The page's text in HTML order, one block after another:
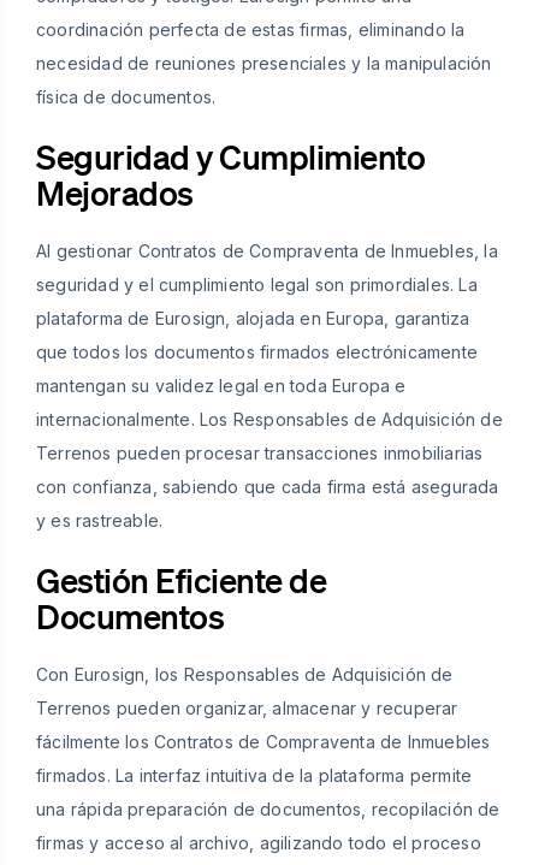
coordinación perfecta de estas firmas, eliminando la
necesidad de reuniones presenciales y la manipulación
física de documentos.
Seguridad y Cumplimiento
Mejorados
Al gestionar Contratos de Compraventa de Inmuebles, la
seguridad y el cumplimiento legal son primordiales. La
plataforma de Eurosign, alojada en Europa, garantiza
que todos los documentos firmados electrónicamente
mantengan su validez legal en toda Europa e
internacionalmente. Los Responsables de Adquisición de
Terrenos pueden procesar transacciones inmobiliarias
con confianza, sabiendo que cada firma está asegurada
y es rastreable.
Gestión Eficiente de
Documentos
Con Eurosign, los Responsables de Adquisición de
Terrenos pueden organizar, almacenar y recuperar
fácilmente los Contratos de Compraventa de Inmuebles
firmados. La interfaz intuitiva de la plataforma permite
una rápida preparación de documentos, recopilación de
firmas y acceso al archivo, agilizando todo el proceso